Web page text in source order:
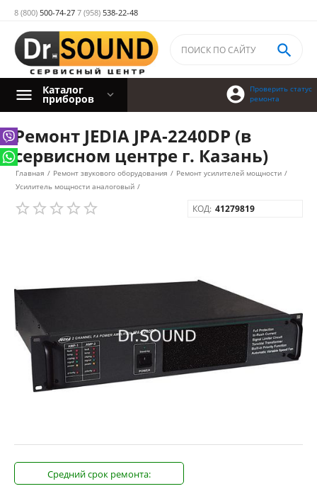
8 (800) 500-74-27 7 (958) 538-22-48
Проверить статус
ремонта


Каталог
приборов
Ремонт JEDIA JPA-2240DP (в
сервисном центре г. Казань)
Главная / Ремонт звукового оборудования / Ремонт усилителей мощности /
Усилитель мощности аналоговый /
КОД: 41279819
Средний срок ремонта: